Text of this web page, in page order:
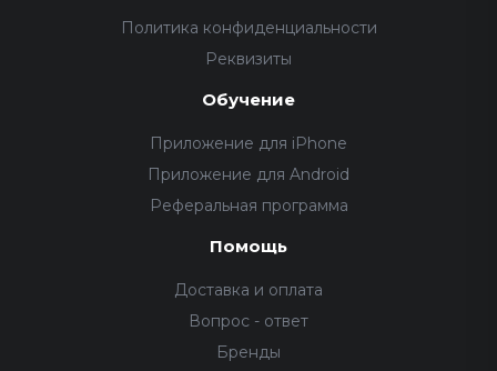
Политика конфиденциальности
Реквизиты
Обучение
Приложение для iPhone
Приложение для Android
Реферальная программа
Помощь
Доставка и оплата
Вопрос - ответ
Бренды